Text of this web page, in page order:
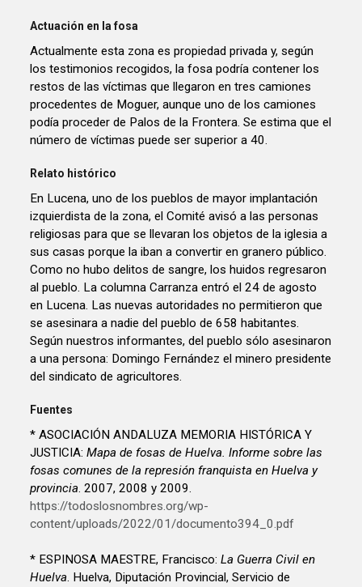
Actuación en la fosa
Actualmente esta zona es propiedad privada y, según
los testimonios recogidos, la fosa podría contener los
restos de las víctimas que llegaron en tres camiones
procedentes de Moguer, aunque uno de los camiones
podía proceder de Palos de la Frontera. Se estima que el
número de víctimas puede ser superior a 40.
Relato histórico
En Lucena, uno de los pueblos de mayor implantación
izquierdista de la zona, el Comité avisó a las personas
religiosas para que se llevaran los objetos de la iglesia a
sus casas porque la iban a convertir en granero público.
Como no hubo delitos de sangre, los huidos regresaron
al pueblo. La columna Carranza entró el 24 de agosto
en Lucena. Las nuevas autoridades no permitieron que
se asesinara a nadie del pueblo de 658 habitantes.
Según nuestros informantes, del pueblo sólo asesinaron
a una persona: Domingo Fernández el minero presidente
del sindicato de agricultores.
Fuentes
* ASOCIACIÓN ANDALUZA MEMORIA HISTÓRICA Y
JUSTICIA:Mapa de fosas de Huelva. Informe sobre las
fosas comunes de la represión franquista en Huelva y
provincia. 2007, 2008 y 2009.
https://todoslosnombres.org/wp-
content/uploads/2022/01/documento394_0.pdf
* ESPINOSA MAESTRE, Francisco:La Guerra Civil en
Huelva. Huelva, Diputación Provincial, Servicio de